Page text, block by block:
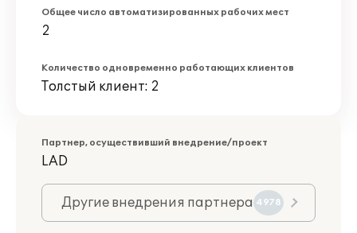
Общее число автоматизированных рабочих мест
2
Количество одновременно работающих клиентов
Толстый клиент: 2
Партнер, осуществивший внедрение/проект
LAD
Другие внедрения партнера 4978